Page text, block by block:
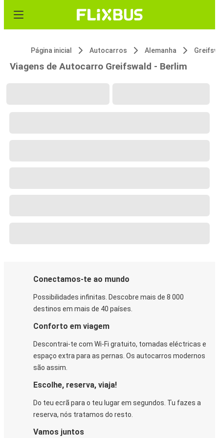
Página inicial Autocarros Alemanha
Viagens de Autocarro Greifswald - Berlim
Conectamos-te ao mundo
Possibilidades infinitas. Descobre mais de 8 000
destinos em mais de 40 países.
Conforto em viagem
Descontrai-te com Wi-Fi gratuito, tomadas eléctricas e
espaço extra para as pernas. Os autocarros modernos
são assim.
Escolhe, reserva, viaja!
Do teu ecrã para o teu lugar em segundos. Tu fazes a
reserva, nós tratamos do resto.
Vamos juntos